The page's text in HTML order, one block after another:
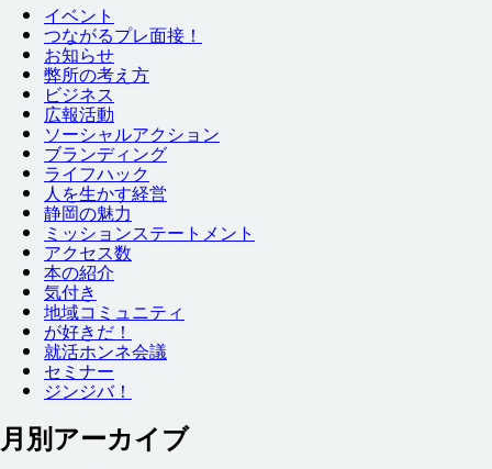
イベント
つながるプレ面接 ！
お知らせ
弊所の考え 方
ビジネス
広報活動
ソーシャルアクション
ブランディング
ライフハック
人を生かす経営
静岡の魅力
ミッションステートメント
アクセス数
本の紹介
気付き
地域コミュニティ
が好きだ！
就活ホンネ会議
セミナー
ジンジバ！
月別アーカイブ